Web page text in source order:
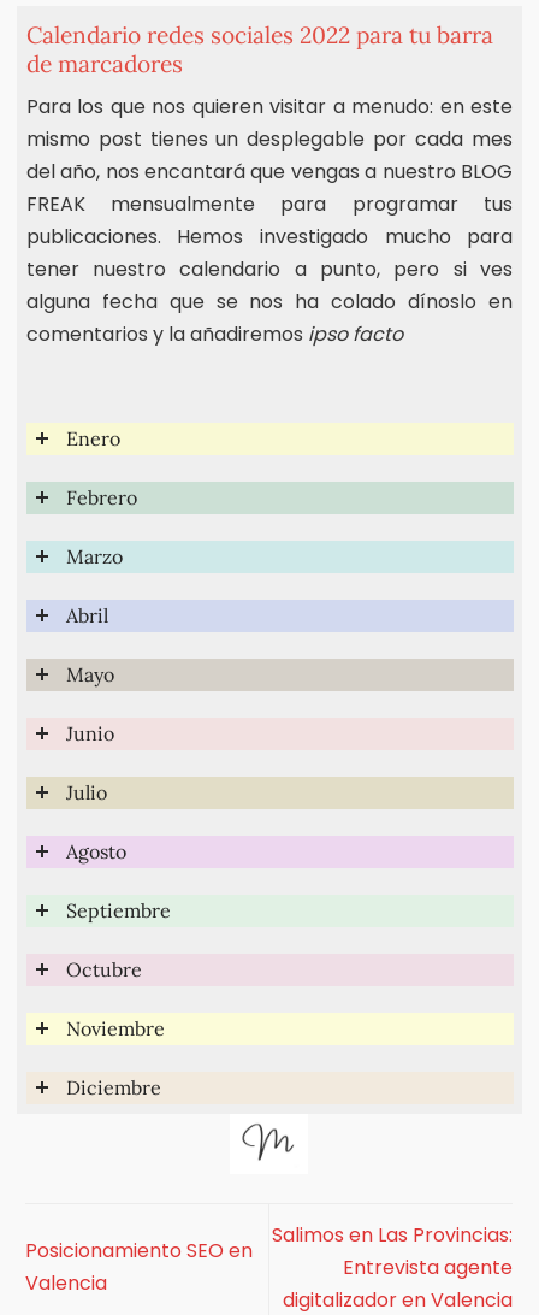
Calendario redes sociales 2022 para tu barra
de marcadores
Para los que nos quieren visitar a menudo: en este
mismo post tienes un desplegable por cada mes
del año, nos encantará que vengas a nuestro BLOG
FREAK mensualmente para programar tus
publicaciones. Hemos investigado mucho para
tener nuestro calendario a punto, pero si ves
alguna fecha que se nos ha colado dínoslo en
comentarios y la añadiremos ipso facto
Enero
Febrero
Marzo
Abril
Mayo
Junio
Julio
Agosto
Septiembre
Octubre
Noviembre
Diciembre
Posicionamiento SEO en
Valencia
Salimos en Las Provincias:
Entrevista agente
digitalizador en Valencia